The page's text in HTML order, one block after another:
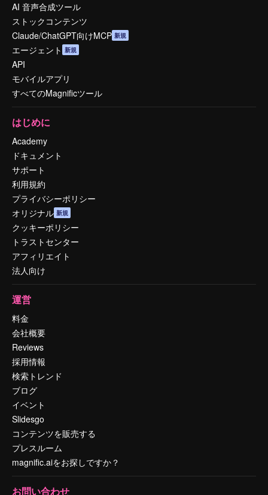
AI 音声合成ツール
ストックコンテンツ
Claude/ChatGPT向けMCP 新規
エージェント 新規
API
モバイルアプリ
すべてのMagnificツール
はじめに
Academy
ドキュメント
サポート
利用規約
プライバシーポリシー
オリジナル 新規
クッキーポリシー
トラストセンター
アフィリエイト
法人向け
運営
料金
会社概要
Reviews
採用情報
検索トレンド
ブログ
イベント
Slidesgo
コンテンツを販売する
プレスルーム
magnific.aiをお探しですか？
お問い合わせ